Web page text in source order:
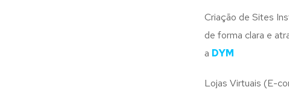
Criação de Sites
de forma clara e
a DYM
Lojas Virtuais (E-